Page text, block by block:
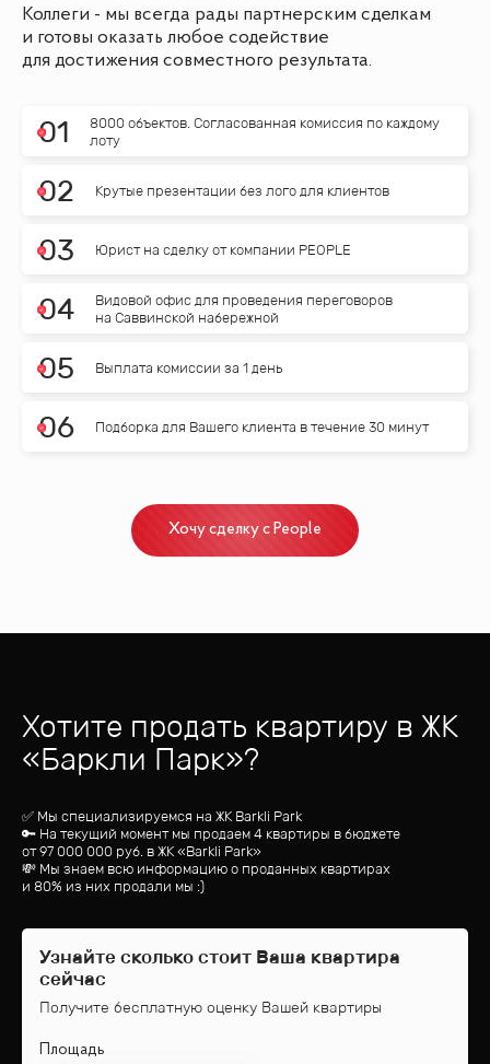
Коллеги - мы всегда рады партнерским сделкам
и готовы оказать любое содействие
для достижения совместного результата.
01
8000 объектов. Согласованная комиссия по каждому
лоту
02 Крутые презентации без лого для клиентов
03 Юрист на сделку от компании PEOPLE
04
Видовой офис для проведения переговоров
на Саввинской набережной
05 Выплата комиссии за 1 день
06 Подборка для Вашего клиента в течение 30 минут
Хочу сделку с People
Хотите продать квартиру в ЖК
«Баркли Парк»?
✅ Мы специализируемся на ЖК Barkli Park
🔑 На текущий момент мы продаем 4 квартиры в бюджете
от97 000 000 руб. в ЖК «Barkli Park»
💸 Мы знаем всю информацию о проданных квартирах
и 80% из них продали мы :)
Узнайте сколько стоит Ваша квартира
сейчас
Получите бесплатную оценку Вашей квартиры
Площадь